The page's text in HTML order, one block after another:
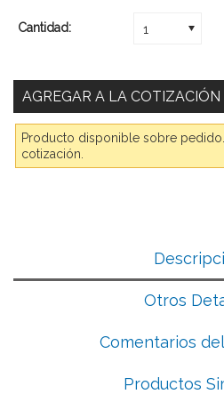
Cantidad: 1
Producto disponible sobre
cotización.
Otros
Comentarios
Productos